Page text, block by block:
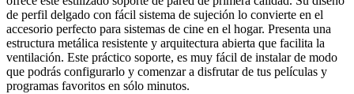
de perfil delgado con fácil sistema de sujeción lo convierte en el
accesorio perfecto para sistemas de cine en el hogar. Presenta una
estructura metálica resistente y arquitectura abierta que facilita la
ventilación. Este práctico soporte, es muy fácil de instalar de modo
que podrás configurarlo y comenzar a disfrutar de tus películas y
programas favoritos en sólo minutos.